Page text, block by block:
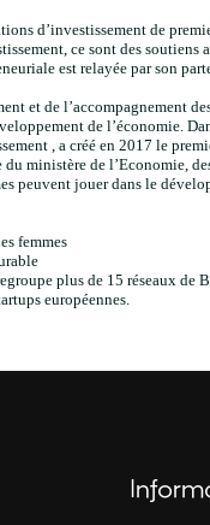
d’investissement de
ce sont des
est relayée par son
et de l’accompagnement
de l’économie.
, a créé en 2017 le
ministère de l’Economie,
peuvent jouer dans le
femmes
plus de 15 réseaux
européennes.